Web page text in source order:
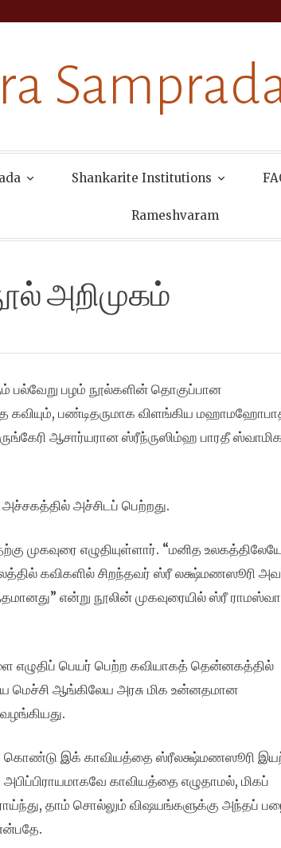
Shankarite Institutions
Rameshvaram
அறிமுகம்
பல்வேறு பழம் நூல்களின் தொகுப்பான
கவியும், பண்டிதருமாக விளங்கிய
ஆசார்யரான ஸ்ரீந்ருஸிம்ஹ பாரதீ
அச்சிடப் பெற்றது.
முகவுரை எழுதியுள்ளார். “மனித
கவிகளில் சிறந்தவர் ஸ்ரீ லக்ஷ்மணஸூரி
என்று நூலின் முகவுரையில் ஸ்ரீ
பெயர் பெற்ற கவியாகத் தென்னகத்தில்
மெச்சி ஆங்கிலேய அரசு மிக உன்னதமான
இக் காவியத்தை ஸ்ரீலக்ஷ்மணஸூரி
காவியத்தை எழுதாமல், மிகப்
தாம் சொல்லும் விஷயங்களுக்கு அந்தப்